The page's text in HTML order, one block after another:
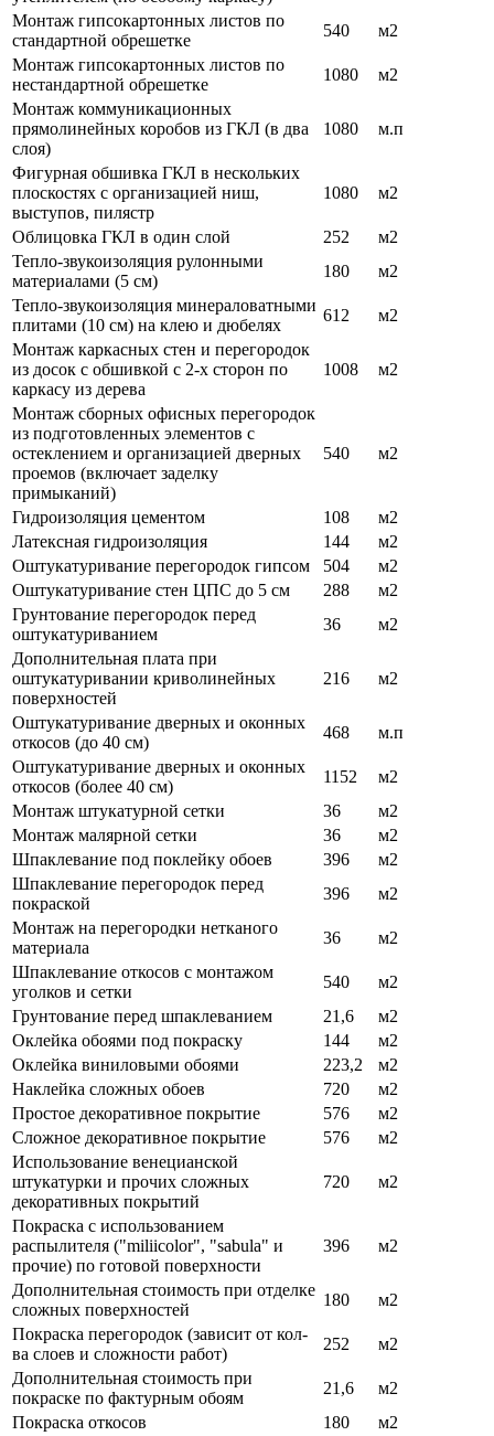
Монтаж гипсокартонных листов по
стандартной обрешетке
540
м2
Монтаж гипсокартонных листов по
нестандартной обрешетке
1080
м2
Монтаж коммуникационных
прямолинейных коробов из ГКЛ (в два
слоя)
1080 м.п
Фигурная обшивка ГКЛ в нескольких
плоскостях с организацией ниш,
выступов, пилястр
1080 м2
Облицовка ГКЛ в один слой 252
м2
Тепло-звукоизоляция рулонными
материалами (5 см)
180
м2
Тепло-звукоизоляция минераловатными
плитами (10 см) на клею и дюбелях
612
м2
Монтаж каркасных стен и перегородок
из досок с обшивкой с 2-х сторон по
каркасу из дерева
1008 м2
Монтаж сборных офисных перегородок
из подготовленных элементов с
остеклением и организацией дверных
проемов (включает заделку
примыканий)
540 м2
Гидроизоляция цементом 108
м2
Латексная гидроизоляция
144
м2
Оштукатуривание перегородок гипсом
504
м2
Оштукатуривание стен ЦПС до 5 см
288
м2
Грунтование перегородок перед
оштукатуриванием
36
м2
Дополнительная плата при
оштукатуривании криволинейных
поверхностей
216 м2
Оштукатуривание дверных и оконных
откосов (до 40 см)
468
м.п
Оштукатуривание дверных и оконных
откосов (более 40 см)
1152
м2
Монтаж штукатурной сетки
36
м2
Монтаж малярной сетки
36
м2
Шпаклевание под поклейку обоев
396
м2
Шпаклевание перегородок перед
покраской
396
м2
Монтаж на перегородки нетканого
материала
36
м2
Шпаклевание откосов с монтажом
уголков и сетки
540
м2
Грунтование перед шпаклеванием
21,6
м2
Оклейка обоями под покраску
144
м2
Оклейка виниловыми обоями
223,2
м2
Наклейка сложных обоев
720
м2
Простое декоративное покрытие
576
м2
Сложное декоративное покрытие
576
м2
Использование венецианской
штукатурки и прочих сложных
декоративных покрытий
720 м2
Покраска с использованием
распылителя ("miliicolor", "sabula" и
прочие) по готовой поверхности
396 м2
Дополнительная стоимость при отделке
сложных поверхностей
180
м2
Покраска перегородок (зависит от кол-
ва слоев и сложности работ)
252
м2
Дополнительная стоимость при
покраске по фактурным обоям
21,6
м2
Покраска откосов
180
м2